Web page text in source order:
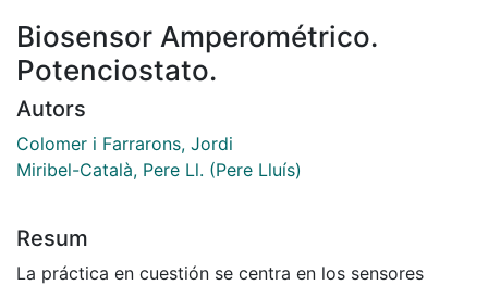
Biosensor Amperométrico.
Potenciostato.
Autors
Colomer i Farrarons, Jordi
Miribel-Català, Pere Ll. (Pere Lluís)
Resum
La práctica en cuestión se centra en los sensores